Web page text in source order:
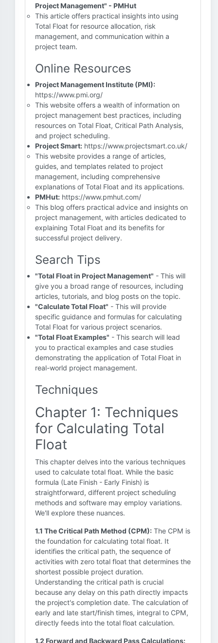
Project Management" - PMHut
This article offers practical insights into using
Total Float for resource allocation, risk
management, and communication within a
project team.
Online Resources
Project Management Institute (PMI):
https://www.pmi.org/
This website offers a wealth of information on
project management best practices, including
resources on Total Float, Critical Path Analysis,
and project scheduling.
Project Smart: https://www.projectsmart.co.uk/
This website provides a range of articles,
guides, and templates related to project
management, including comprehensive
explanations of Total Float and its applications.
PMHut: https://www.pmhut.com/
This blog offers practical advice and insights on
project management, with articles dedicated to
explaining Total Float and its benefits for
successful project delivery.
Search Tips
"Total Float in Project Management" - This will
give you a broad range of resources, including
articles, tutorials, and blog posts on the topic.
"Calculate Total Float" - This will provide
specific guidance and formulas for calculating
Total Float for various project scenarios.
"Total Float Examples" - This search will lead
you to practical examples and case studies
demonstrating the application of Total Float in
real-world project management.
Techniques
Chapter 1: Techniques
for Calculating Total
Float
This chapter delves into the various techniques
used to calculate total float. While the basic
formula (Late Finish - Early Finish) is
straightforward, different project scheduling
methods and software may employ variations.
We'll explore these nuances.
1.1 The Critical Path Method (CPM): The CPM is
the foundation for calculating total float. It
identifies the critical path, the sequence of
activities with zero total float that determines the
shortest possible project duration.
Understanding the critical path is crucial
because any delay on this path directly impacts
the project's completion date. The calculation of
early and late start/finish times, integral to CPM,
directly feeds into the total float calculation.
1.2 Forward and Backward Pass Calculations: